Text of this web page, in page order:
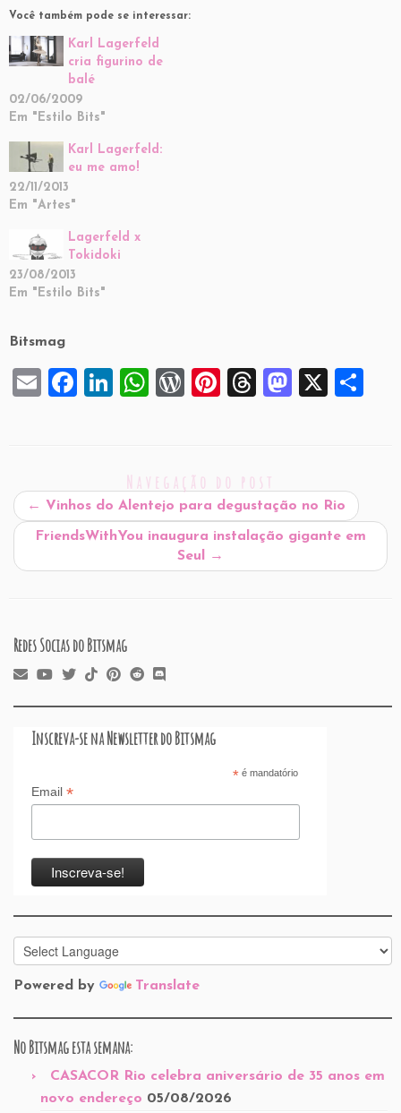
Você também pode se interessar:
Karl Lagerfeld
cria figurino de
balé
02/06/2009
Em "Estilo Bits"
Karl Lagerfeld:
eu me amo!
22/11/2013
Em "Artes"
Lagerfeld x
Tokidoki
23/08/2013
Em "Estilo Bits"
Bitsmag
E
F
b
o
Li
e
dI
n
W
A
p
W
P
re
ss
Pi
t
T
d
s
M
d
o
X
Navegação do post
← Vinhos do Alentejo para degustação no Rio
FriendsWithYou inaugura instalação gigante em
Seul
→
Redes Socias do Bitsmag
Inscreva-se na Newsletter do Bitsmag
*é mandatório
Email *
Powered by Translate
No Bitsmag esta semana:
CASACOR Rio celebra aniversário de 35 anos em
novo endereço 05/08/2026